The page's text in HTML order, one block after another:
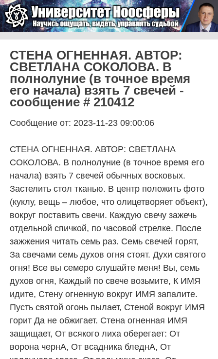
Университет Ноосферы
СТЕНА ОГНЕННАЯ. АВТОР:
СВЕТЛАНА СОКОЛОВА. В
полнолуние (в точное время
его начала) взять 7 свечей -
сообщение # 210412
Сообщение от: 2023-11-23 09:00:06
СТЕНА ОГНЕННАЯ. АВТОР: СВЕТЛАНА
СОКОЛОВА. В полнолуние (в точное время его
начала) взять 7 свечей обычных восковых.
Застелить стол тканью. В центр положить фото
(куклу, вещь – любое, что олицетворяет объект),
вокруг поставить свечи. Каждую свечу зажечь
отдельной спичкой, по часовой стрелке. После
зажжения читать семь раз. Семь свечей горят,
За свечами семь духов огня стоят. Духи святого
огня! Все вы семеро слушайте меня! Вы, семь
духов огня, Каждый по свече возьмите, К ИМЯ
идите, Стену огненную вокруг ИМЯ запалите.
Пусть святой огонь пылает, Стеной вокруг ИМЯ
горит Да не обжигает. Стена огненная ИМЯ
защищает, От всякого лиха оберегает: От
ворона чернА, От всадника бледнА, От